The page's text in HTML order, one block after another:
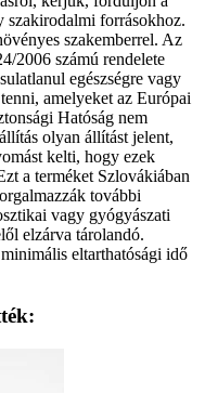
szakirodalmi forrásokhoz.
szakemberrel. Az
2006 számú rendelete
egészségre vagy
amelyeket az Európai
Hatóság nem
olyan állítást jelent,
kelti, hogy ezek
a terméket Szlovákiában
további
vagy gyógyászati
elzárva tárolandó.
eltarthatósági idő